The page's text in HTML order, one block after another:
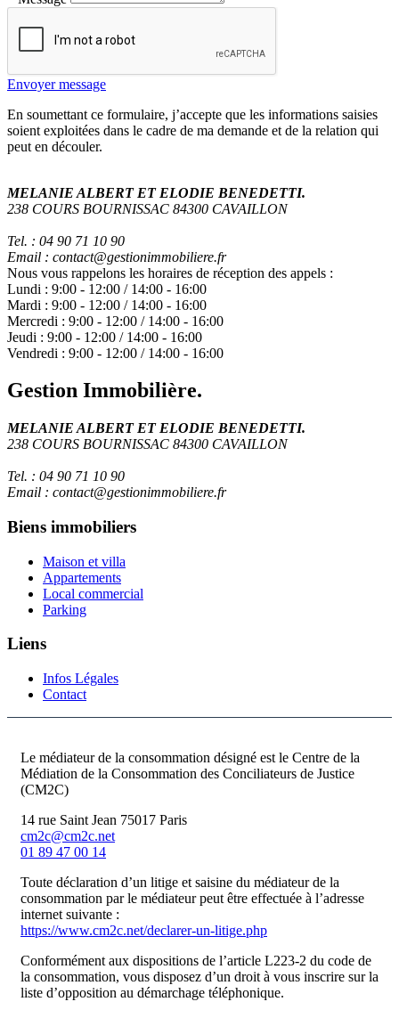
Envoyer message
En soumettant ce formulaire, j’accepte que les informations saisies
soient exploitées dans le cadre de ma demande et de la relation qui
peut en découler.
MELANIE ALBERT ET ELODIE BENEDETTI.
238 COURS BOURNISSAC 84300 CAVAILLON
Tel. : 04 90 71 10 90
Email : contact@gestionimmobiliere.fr
Nous vous rappelons les horaires de réception des appels :
Lundi : 9:00 - 12:00 / 14:00 - 16:00
Mardi : 9:00 - 12:00 / 14:00 - 16:00
Mercredi : 9:00 - 12:00 / 14:00 - 16:00
Jeudi : 9:00 - 12:00 / 14:00 - 16:00
Vendredi : 9:00 - 12:00 / 14:00 - 16:00
Gestion Immobilière.
MELANIE ALBERT ET ELODIE BENEDETTI.
238 COURS BOURNISSAC 84300 CAVAILLON
Tel. : 04 90 71 10 90
Email : contact@gestionimmobiliere.fr
Biens immobiliers
Maison et villa
Appartements
Local commercial
Parking
Liens
Infos Légales
Contact
Le médiateur de la consommation désigné est le Centre de la
Médiation de la Consommation des Conciliateurs de Justice
(CM2C)
14 rue Saint Jean 75017 Paris
cm2c@cm2c.net
01 89 47 00 14
Toute déclaration d’un litige et saisine du médiateur de la
consommation par le médiateur peut être effectuée à l’adresse
internet suivante :
https://www.cm2c.net/declarer-un-litige.php
Conformément aux dispositions de l’article L223-2 du code de
la consommation, vous disposez d’un droit à vous inscrire sur la
liste d’opposition au démarchage téléphonique.